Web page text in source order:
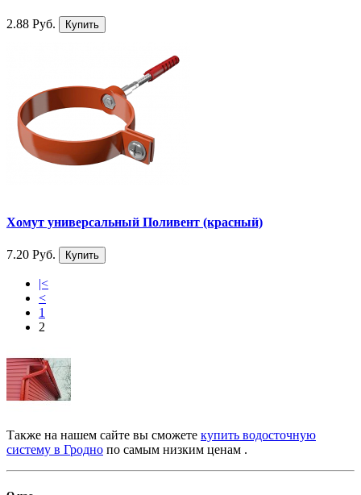
2.88 Руб. Купить
Хомут универсальный Поливент (красный)
7.20 Руб. Купить
|<
<
1
2
Также на нашем сайте вы сможете купить водосточную
систему в Гродно по самым низким ценам .